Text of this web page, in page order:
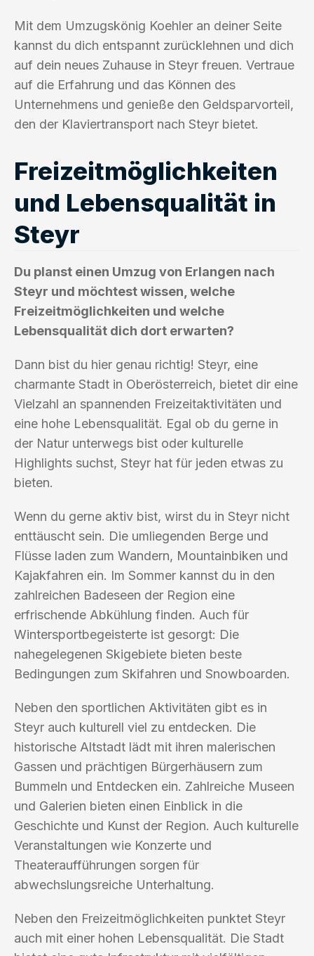
Mit dem Umzugskönig Koehler an deiner Seite
kannst du dich entspannt zurücklehnen und dich
auf dein neues Zuhause in Steyr freuen. Vertraue
auf die Erfahrung und das Können des
Unternehmens und genieße den Geldsparvorteil,
den der Klaviertransport nach Steyr bietet.
Freizeitmöglichkeiten
und Lebensqualität in
Steyr
Du planst einen Umzug von Erlangen nach
Steyr und möchtest wissen, welche
Freizeitmöglichkeiten und welche
Lebensqualität dich dort erwarten?
Dann bist du hier genau richtig! Steyr, eine
charmante Stadt in Oberösterreich, bietet dir eine
Vielzahl an spannenden Freizeitaktivitäten und
eine hohe Lebensqualität. Egal ob du gerne in
der Natur unterwegs bist oder kulturelle
Highlights suchst, Steyr hat für jeden etwas zu
bieten.
Wenn du gerne aktiv bist, wirst du in Steyr nicht
enttäuscht sein. Die umliegenden Berge und
Flüsse laden zum Wandern, Mountainbiken und
Kajakfahren ein. Im Sommer kannst du in den
zahlreichen Badeseen der Region eine
erfrischende Abkühlung finden. Auch für
Wintersportbegeisterte ist gesorgt: Die
nahegelegenen Skigebiete bieten beste
Bedingungen zum Skifahren und Snowboarden.
Neben den sportlichen Aktivitäten gibt es in
Steyr auch kulturell viel zu entdecken. Die
historische Altstadt lädt mit ihren malerischen
Gassen und prächtigen Bürgerhäusern zum
Bummeln und Entdecken ein. Zahlreiche Museen
und Galerien bieten einen Einblick in die
Geschichte und Kunst der Region. Auch kulturelle
Veranstaltungen wie Konzerte und
Theateraufführungen sorgen für
abwechslungsreiche Unterhaltung.
Neben den Freizeitmöglichkeiten punktet Steyr
auch mit einer hohen Lebensqualität. Die Stadt